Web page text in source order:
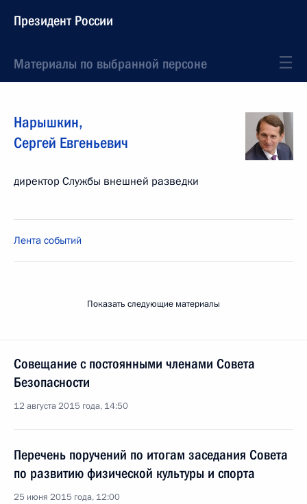
Президент России
Материалы по выбранной персоне
Нарышкин,
Сергей Евгеньевич
директор Службы внешней разведки
Лента событий
Показать следующие материалы
Совещание с постоянными членами Совета
Безопасности
12 августа 2015 года, 14:50
Перечень поручений по итогам заседания Совета
по развитию физической культуры и спорта
25 июня 2015 года, 12:00